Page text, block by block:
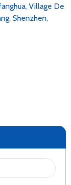
Village De
Shenzhen,